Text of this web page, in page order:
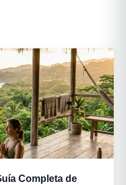
Completa de